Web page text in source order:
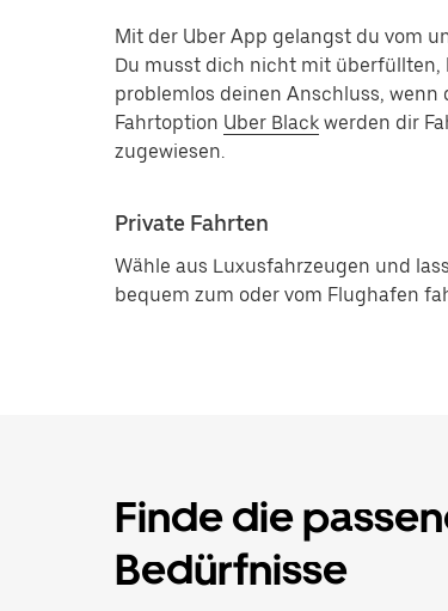
Mit der Uber App gelangst du vom
Du musst dich nicht mit überfüllten,
problemlos deinen Anschluss,
Fahrtoption Uber Black werden dir
zugewiesen.
Private Fahrten
Wähle aus Luxusfahrzeugen und
bequem zum oder vom Flughafen
Finde die
Bedürfnisse